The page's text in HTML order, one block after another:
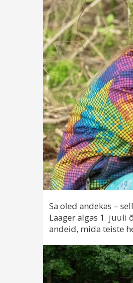
Sa oled andekas –
Laager algas 1. juuli
andeid, mida teiste